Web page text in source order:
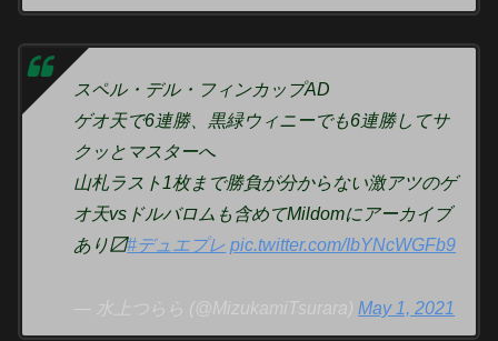
スペル・デル・フィンカップAD
ゲオ天で6連勝、黒緑ウィニーでも6連勝してサ
クッとマスターへ
山札ラスト1枚まで勝負が分からない激アツのゲ
オ天vsドルバロムも含めてMildomにアーカイブ
あり〼#デュエプレ pic.twitter.com/IbYNcWGFb9
— 水上つらら (@MizukamiTsurara)May 1, 2021